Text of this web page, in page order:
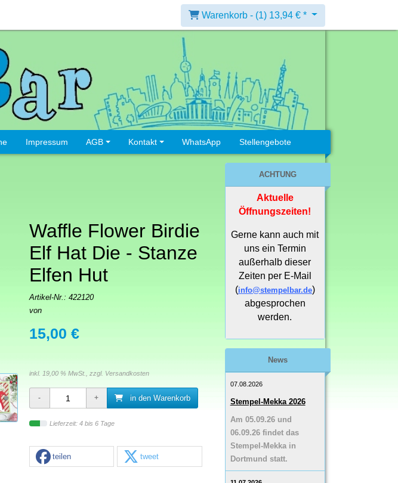
Warenkorb - (1) 13,94 € *
Impressum AGB Kontakt WhatsApp Stellengebote
Waffle Flower Birdie
Elf Hat Die - Stanze
Elfen Hut
Artikel-Nr.: 422120
von
15,00 €
inkl. 19,00 % MwSt., zzgl. Versandkosten
in den Warenkorb
Lieferzeit: 4 bis 6 Tage
teilen tweet
ACHTUNG
Aktuelle
Öffnungszeiten!
Gerne kann auch mit
uns ein Termin
außerhalb dieser
Zeiten per E-Mail
(info@stempelbar.de)
abgesprochen
werden.
News
07.08.2026
Stempel-Mekka 2026
Am 05.09.26 und
06.09.26 findet das
Stempel-Mekka in
Dortmund statt.